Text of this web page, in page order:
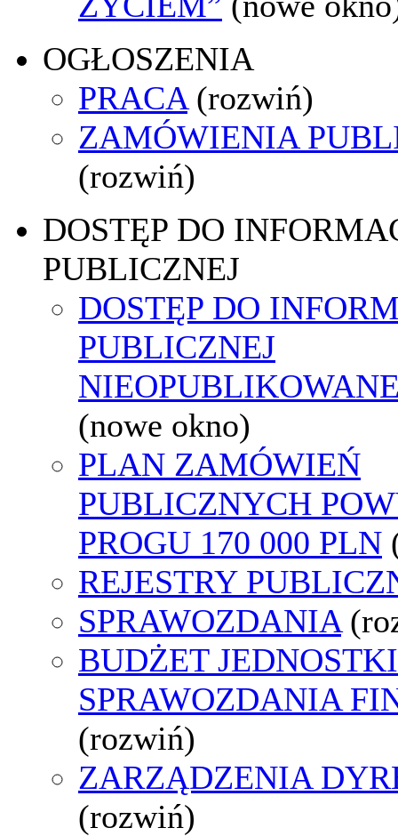
OGŁOSZENIA
PRACA (rozwiń)
ZAMÓWIENIA
(rozwiń)
DOSTĘP DO
PUBLICZNEJ
DOSTĘP DO
PUBLICZNEJ
(nowe okno)
PLAN ZAMÓWIEŃ
PUBLICZNYCH
PROGU 170 000 PLN
REJESTRY
SPRAWOZDANIA
BUDŻET
SPRAWOZDANIA
(rozwiń)
ZARZĄDZENIA
(rozwiń)